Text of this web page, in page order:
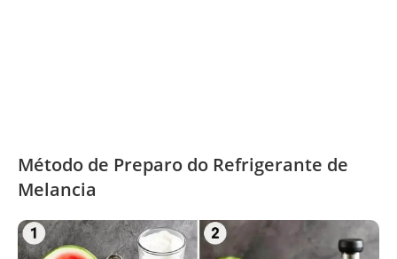
Método de Preparo do Refrigerante de
Melancia